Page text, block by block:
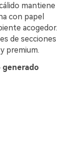
mantiene
con papel
acogedor.
de secciones
premium.
generado